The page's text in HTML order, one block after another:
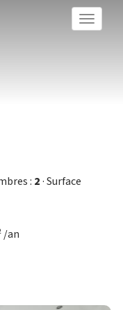
Toggle
: 2· Surface
/an